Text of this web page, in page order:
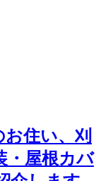
住い、刈
・屋根カバ